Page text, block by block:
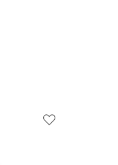
narių nuolaida